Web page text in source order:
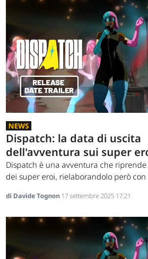
NEWS
Dispatch: la data di uscita
dell'avventura sui super
Dispatch è una avventura che
dei super eroi, rielaborandolo però con
di Davide Tognon 17 settembre 2025 17:21